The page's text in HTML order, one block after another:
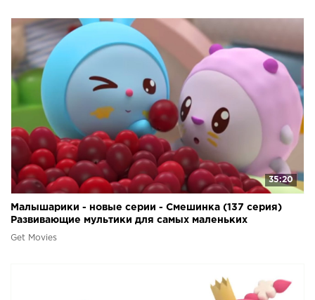
35:20
Малышарики - новые серии - Смешинка (137 серия)
Развивающие мультики для самых маленьких
Get Movies